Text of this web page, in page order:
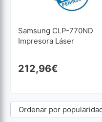
Samsung CLP-770ND
Impresora Láser
212,96€